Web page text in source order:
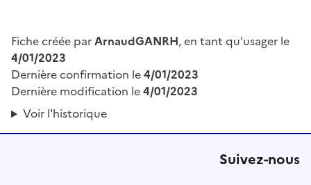
Fiche créée parArnaudGANRH, en tant qu'usager le
4/01/2023
Dernière confirmation le4/01/2023
Dernière modification le4/01/2023
Voir l'historique
Suivez-nous